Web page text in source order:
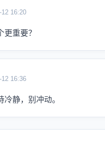
12 16:20
重要？
12 16:36
静，别冲动。